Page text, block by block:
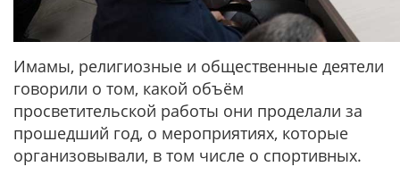
Имамы, религиозные и общественные деятели
говорили о том, какой объём
просветительской работы они проделали за
прошедший год, о мероприятиях, которые
организовывали, в том числе о спортивных.